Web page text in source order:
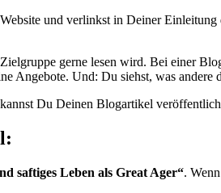
und verlinkst in Deiner
gerne lesen wird. Bei einer
Und: Du siehst, was andere
Du Deinen Blogartikel
saftiges Leben als Great Ager“.